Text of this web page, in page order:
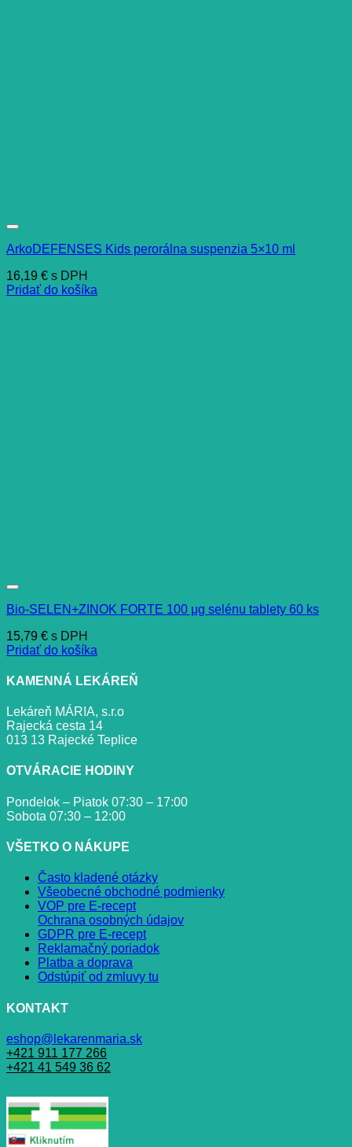
ArkoDEFENSES Kids perorálna suspenzia 5×10 ml
16,19 € s DPH
Pridať do košíka
Bio-SELEN+ZINOK FORTE 100 μg selénu tablety 60 ks
15,79 € s DPH
Pridať do košíka
KAMENNÁ LEKÁREŇ
Lekáreň MÁRIA, s.r.o
Rajecká cesta 14
013 13 Rajecké Teplice
OTVÁRACIE HODINY
Pondelok – Piatok 07:30 – 17:00
Sobota 07:30 – 12:00
VŠETKO O NÁKUPE
Často kladené otázky
Všeobecné obchodné podmienky
VOP pre E-recept
Ochrana osobných údajov
GDPR pre E-recept
Reklamačný poriadok
Platba a doprava
Odstúpiť od zmluvy tu
KONTAKT
eshop@lekarenmaria.sk
+421 911 177 266
+421 41 549 36 62